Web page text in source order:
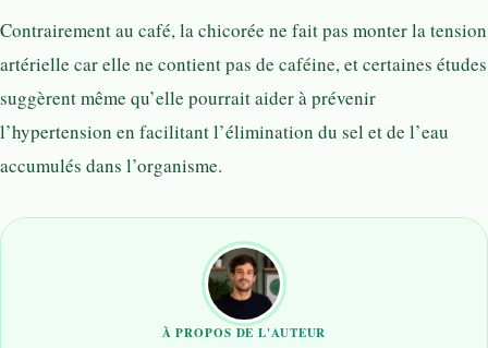
Contrairement au café, la chicorée ne fait pas monter la tension
artérielle car elle ne contient pas de caféine, et certaines études
suggèrent même qu’elle pourrait aider à prévenir
l’hypertension en facilitant l’élimination du sel et de l’eau
accumulés dans l’organisme.
À PROPOS DE L'AUTEUR